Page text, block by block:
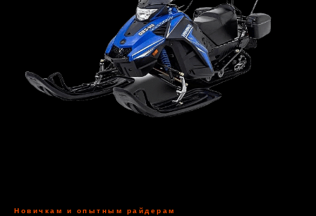
Новичкам и опытным райдерам